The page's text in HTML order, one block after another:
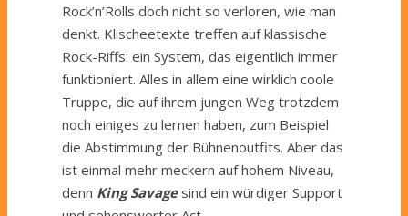
Rock’n’Rolls doch nicht so verloren, wie man
denkt. Klischeetexte treffen auf klassische
Rock-Riffs: ein System, das eigentlich immer
funktioniert. Alles in allem eine wirklich coole
Truppe, die auf ihrem jungen Weg trotzdem
noch einiges zu lernen haben, zum Beispiel
die Abstimmung der Bühnenoutfits. Aber das
ist einmal mehr meckern auf hohem Niveau,
denn King Savagesind ein würdiger Support